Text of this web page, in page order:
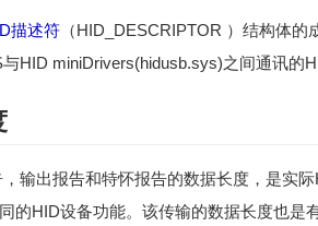
描述符（HID_DESCRIPTOR ）结构体的
HID miniDrivers(hidusb.sys)之间通讯的
输出报告和特怀报告的数据长度，是实
的HID设备功能。该传输的数据长度也是